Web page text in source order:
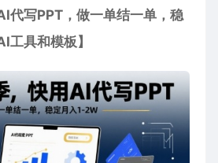
代写PPT ，做一单结一单，稳
具和模板】